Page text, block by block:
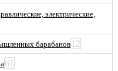
электрические,
барабанов 12
61